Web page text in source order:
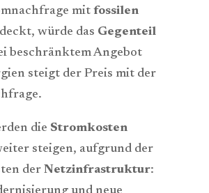
mit fossilen
würde das Gegenteil
beschränktem Angebot
steigt der Preis mit der
die Stromkosten
steigen, aufgrund der
der Netzinfrastruktur: